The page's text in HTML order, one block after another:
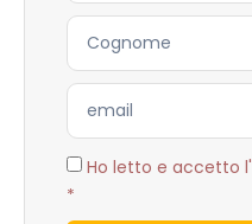
Ho letto e accetto l'
*